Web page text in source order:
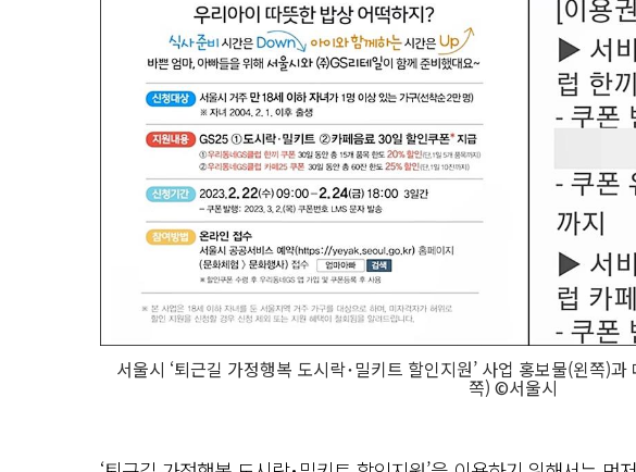
서울시 ‘퇴근길 가정행복 도시락･밀키트 할인지원’ 사업 홍보물(왼쪽)
쪽) ©서울시